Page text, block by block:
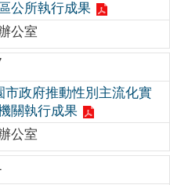
公所執行成果
公室
市政府推動性別主流化實
關執行成果
公室